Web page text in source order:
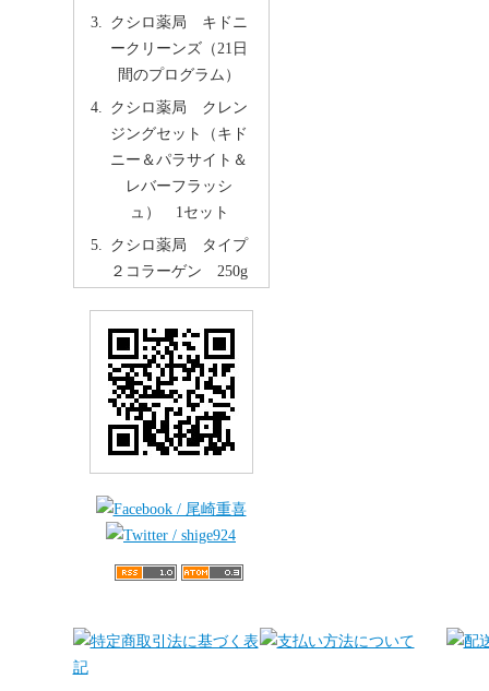
クシロ薬局 キドニ
ークリーンズ（21日
間のプログラム）
クシロ薬局 クレン
ジングセット（キド
ニー＆パラサイト＆
レバーフラッシ
ュ） 1セット
クシロ薬局 タイプ
２コラーゲン 250g